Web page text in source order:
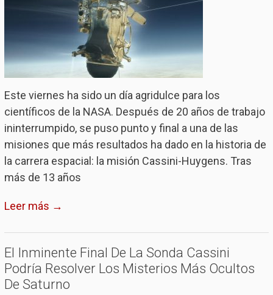
Este viernes ha sido un día agridulce para los
científicos de la NASA. Después de 20 años de trabajo
ininterrumpido, se puso punto y final a una de las
misiones que más resultados ha dado en la historia de
la carrera espacial: la misión Cassini-Huygens. Tras
más de 13 años
Leer más →
El Inminente Final De La Sonda Cassini
Podría Resolver Los Misterios Más Ocultos
De Saturno